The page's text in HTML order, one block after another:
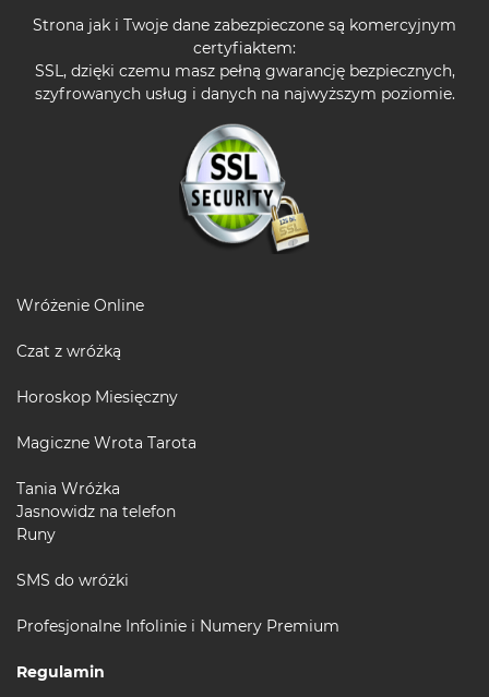
Strona jak i Twoje dane zabezpieczone są komercyjnym
certyfiaktem:
SSL, dzięki czemu masz pełną gwarancję bezpiecznych,
szyfrowanych usług i danych na najwyższym poziomie.
Wróżenie Online
Czat z wróżką
Horoskop Miesięczny
Magiczne Wrota Tarota
Tania Wróżka
Jasnowidz na telefon
Runy
SMS do wróżki
Profesjonalne Infolinie i Numery Premium
Regulamin